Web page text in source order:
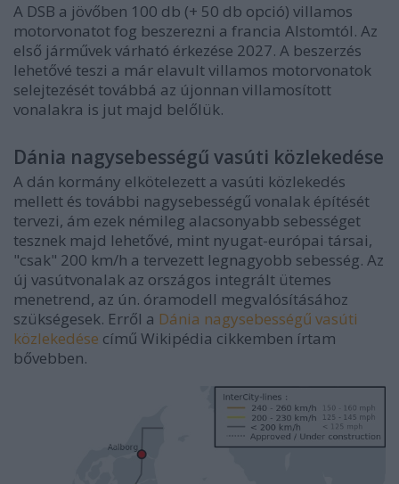
A DSB a jövőben 100 db (+ 50 db opció) villamos
motorvonatot fog beszerezni a francia Alstomtól. Az
első járművek várható érkezése 2027. A beszerzés
lehetővé teszi a már elavult villamos motorvonatok
selejtezését továbbá az újonnan villamosított
vonalakra is jut majd belőlük.
Dánia nagysebességű vasúti közlekedése
A dán kormány elkötelezett a vasúti közlekedés
mellett és további nagysebességű vonalak építését
tervezi, ám ezek némileg alacsonyabb sebességet
tesznek majd lehetővé, mint nyugat-európai társai,
"csak" 200 km/h a tervezett legnagyobb sebesség. Az
új vasútvonalak az országos integrált ütemes
menetrend, az ún. óramodell megvalósításához
szükségesek. Erről a Dánia nagysebességű vasúti
közlekedése című Wikipédia cikkemben írtam
bővebben.